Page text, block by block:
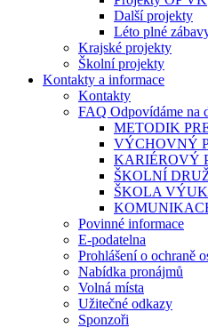
Další projekty
Léto plné
Krajské projekty
Školní projekty
Kontakty a informace
Kontakty
FAQ Odpovídáme na
METODIK
VÝCHOVNÝ
KARIÉROVÝ
ŠKOLNÍ
ŠKOLA
Povinné informace
E-podatelna
Prohlášení o ochraně
Nabídka pronájmů
Volná místa
Užitečné odkazy
Sponzoři